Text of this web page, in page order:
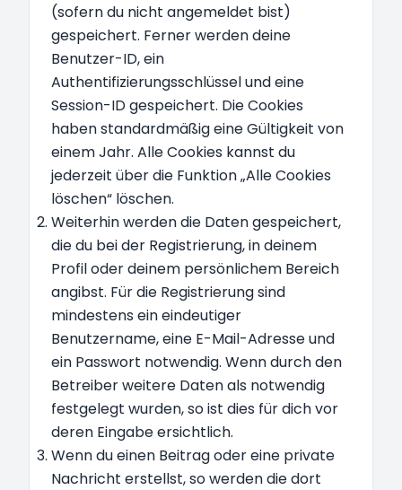
(sofern du nicht angemeldet bist)
gespeichert. Ferner werden deine
Benutzer-ID, ein
Authentifizierungsschlüssel und eine
Session-ID gespeichert. Die Cookies
haben standardmäßig eine Gültigkeit von
einem Jahr. Alle Cookies kannst du
jederzeit über die Funktion „Alle Cookies
löschen“ löschen.
Weiterhin werden die Daten gespeichert,
die du bei der Registrierung, in deinem
Profil oder deinem persönlichem Bereich
angibst. Für die Registrierung sind
mindestens ein eindeutiger
Benutzername, eine E-Mail-Adresse und
ein Passwort notwendig. Wenn durch den
Betreiber weitere Daten als notwendig
festgelegt wurden, so ist dies für dich vor
deren Eingabe ersichtlich.
Wenn du einen Beitrag oder eine private
Nachricht erstellst, so werden die dort